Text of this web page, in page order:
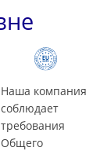
Наша компания
соблюдает
требования
Общего